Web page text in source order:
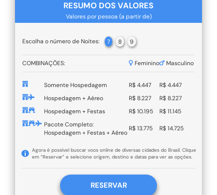
RESUMO DOS VALORES
Valores por pessoa (a partir de)
Escolha o número de Noites: 7 8 9
COMBINAÇÕES: Feminino Masculino
Somente Hospedagem R$ 4.447
R$ 4.447
Hospedagem + Aéreo
R$ 8.227
R$ 8.227
Hospedagem + Festas
R$ 10.195
R$ 11.145
Pacote Completo:
Hospedagem + Festas + Aéreo
R$ 13.775 R$ 14.725
Agora é possível buscar voos online de diversas cidades do Brasil. Clique
em “Reservar” e selecione origem, destino e datas para ver as opções.
RESERVAR